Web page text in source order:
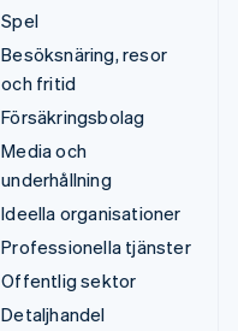
Spel
Besöksnäring, resor
och fritid
Försäkringsbolag
Media och
underhållning
Ideella organisationer
Professionella tjänster
Offentlig sektor
Detaljhandel